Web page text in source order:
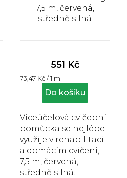
7,5 m, červená,
středně silná
produktu
5,0
551 Kč
Měrná
73,47 Kč / 1 m
Do košíku
Víceúčelová cvičební
pomůcka se nejlépe
využije v rehabilitaci
a domácím cvičení,
7,5 m, červená,
středně silná.